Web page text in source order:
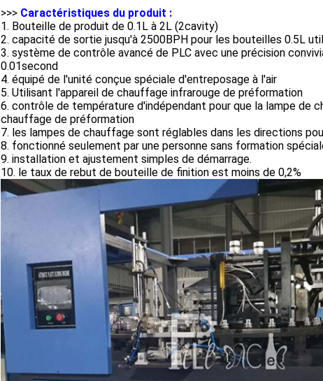
>>> Caractéristiques du produit :
1. Bouteille de produit de 0.1L à 2L (2cavity)
2. capacité de sortie jusqu'à 2500BPH pour les bouteilles 0.5L
3. système de contrôle avancé de PLC avec une précision
0.01second
4. équipé de l'unité conçue spéciale d'entreposage à l'air
5. Utilisant l'appareil de chauffage infrarouge de préformation
6. contrôle de température d'indépendant pour que la lampe
chauffage de préformation
7. les lampes de chauffage sont réglables dans les directions
8. fonctionné seulement par une personne sans formation
9. installation et ajustement simples de démarrage.
10. le taux de rebut de bouteille de finition est moins de 0,2%